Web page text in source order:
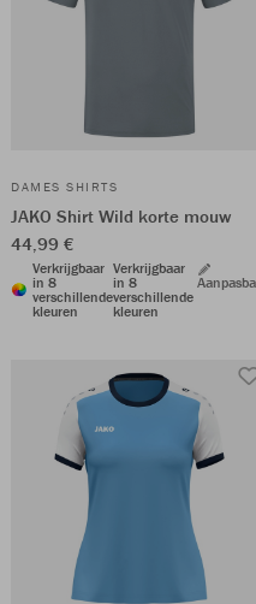
DAMES SHIRTS
JAKO Shirt Wild korte mouw
44,99 €
Verkrijgbaar
in 8
verschillende
kleuren
Verkrijgbaar
in 8
verschillende
kleuren